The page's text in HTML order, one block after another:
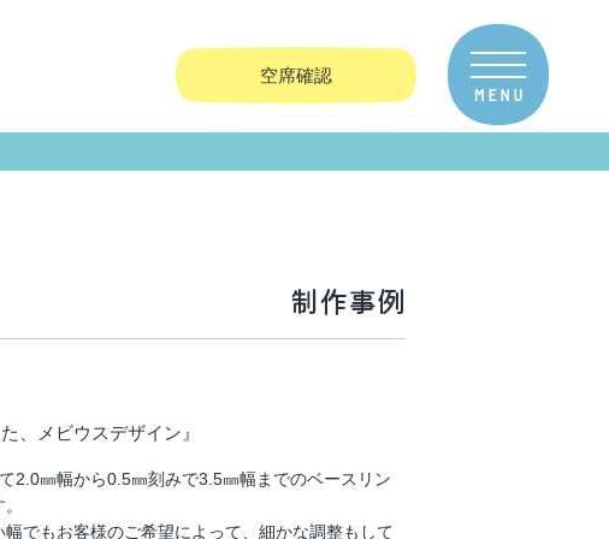
空席確認
制作事例
、メビウスデザイン』
2.0㎜幅から0.5㎜刻みで3.5㎜幅までのベースリン
でもお客様のご希望によって、細かな調整もして